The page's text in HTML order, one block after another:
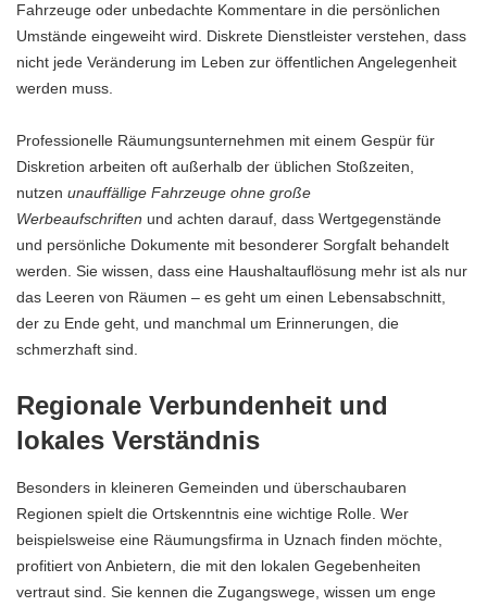
Fahrzeuge oder unbedachte Kommentare in die persönlichen
Umstände eingeweiht wird. Diskrete Dienstleister verstehen, dass
nicht jede Veränderung im Leben zur öffentlichen Angelegenheit
werden muss.
Professionelle Räumungsunternehmen mit einem Gespür für
Diskretion arbeiten oft außerhalb der üblichen Stoßzeiten,
nutzen unauffällige Fahrzeuge ohne große
Werbeaufschriften und achten darauf, dass Wertgegenstände
und persönliche Dokumente mit besonderer Sorgfalt behandelt
werden. Sie wissen, dass eine Haushaltauflösung mehr ist als nur
das Leeren von Räumen – es geht um einen Lebensabschnitt,
der zu Ende geht, und manchmal um Erinnerungen, die
schmerzhaft sind.
Regionale Verbundenheit und
lokales Verständnis
Besonders in kleineren Gemeinden und überschaubaren
Regionen spielt die Ortskenntnis eine wichtige Rolle. Wer
beispielsweise eine Räumungsfirma in Uznach finden möchte,
profitiert von Anbietern, die mit den lokalen Gegebenheiten
vertraut sind. Sie kennen die Zugangswege, wissen um enge